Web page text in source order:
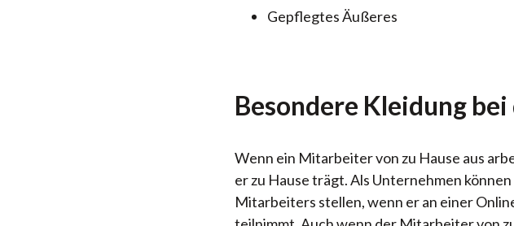
Gepflegtes Äußeres
Besondere Kleidung
Wenn ein Mitarbeiter von zu Hause aus
er zu Hause trägt. Als Unternehmen
Mitarbeiters stellen, wenn er an einer